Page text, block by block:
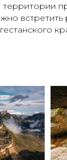
территории
встретить